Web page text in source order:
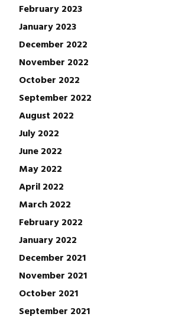
February 2023
January 2023
December 2022
November 2022
October 2022
September 2022
August 2022
July 2022
June 2022
May 2022
April 2022
March 2022
February 2022
January 2022
December 2021
November 2021
October 2021
September 2021